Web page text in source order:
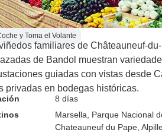
y Toma el Volante
familiares de Châteauneuf-
de Bandol muestran
guiadas con vistas desde
privadas en bodegas históricas.
8 días
Marsella , Parque Nacional
Chateauneuf du Pape ,